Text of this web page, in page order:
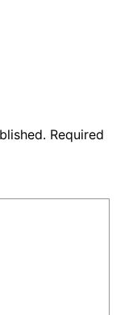
Required